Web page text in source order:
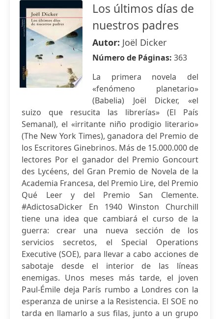
Los últimos días de
nuestros padres
Autor: Joël Dicker
Número de Páginas: 363
La primera novela del
«fenómeno planetario»
(Babelia) Joël Dicker, «el
suizo que resucita las librerías» (El País
Semanal), el «irritante niño prodigio literario»
(The New York Times), ganadora del Premio de
los Escritores Ginebrinos. Más de 15.000.000 de
lectores Por el ganador del Premio Goncourt
des Lycéens, del Gran Premio de Novela de la
Academia Francesa, del Premio Lire, del Premio
Qué Leer y del Premio San Clemente.
#AdictosaDicker En 1940 Winston Churchill
tiene una idea que cambiará el curso de la
guerra: crear una nueva sección de los
servicios secretos, el Special Operations
Executive (SOE), para llevar a cabo acciones de
sabotaje desde el interior de las líneas
enemigas. Unos meses más tarde, el joven
Paul-Émile deja París rumbo a Londres con la
esperanza de unirse a la Resistencia. El SOE no
tarda en llamarlo a sus filas, junto a un grupo